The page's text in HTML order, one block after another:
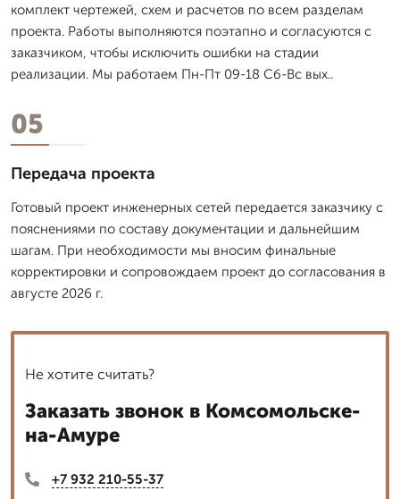
комплект чертежей, схем и расчетов по всем разделам
проекта. Работы выполняются поэтапно и согласуются с
заказчиком, чтобы исключить ошибки на стадии
реализации. Мы работаем Пн-Пт 09-18 Сб-Вс вых..
05
Передача проекта
Готовый проект инженерных сетей передается заказчику с
пояснениями по составу документации и дальнейшим
шагам. При необходимости мы вносим финальные
корректировки и сопровождаем проект до согласования в
августе 2026 г.
Не хотите считать?
Заказать звонок в Комсомольске-
на-Амуре
+7 932 210-55-37